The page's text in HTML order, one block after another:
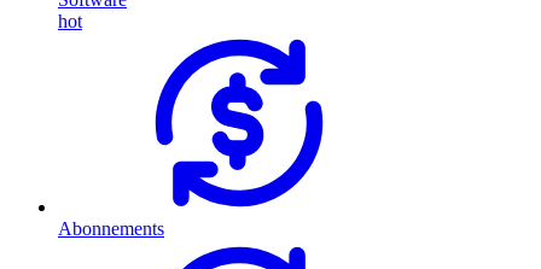
hot
Abonnements